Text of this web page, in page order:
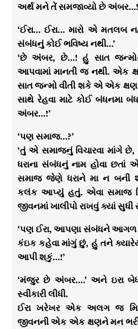
અર્થ મને તેં સમજાવ્યો છે
‘ઈરા… ઈરા… મારો એ મતલબ
સંબંધનું કોઈ ભવિષ્ય નથી…’
‘છે અંબર, છે…! હું સાત
આપવામાં માનતી જ નથી. એક
સાત જન્મો વીતી શકે એ એક
સાથે રેહવા માટે કોઈ બંધનમા
અંબર…!’
‘પણ સમાજ…?’
‘તું એ સમાજનું વિચારવા માંગે
ધરાના સંબંધનું નામ હોવા છતાં
સમાજ જેણે ધરાને મા ન બની
કલંક આપ્યું હતું. એવા સમાજ વિષે
જીવનમાં ખાલીપો રાખવું ક્યાં
‘પણ ઈરા, આપણા સંબંધને આગળ
કંઇક કહેવા માંગું છું, હું તને
આપી શકું…!’
‘મંજુર છે અંબર….’ અને ઇરા
સ્વીકારી લીધી.
ઈરા ખરેખર એક અલગ જ
જીવનની એક એક ક્ષણને મન